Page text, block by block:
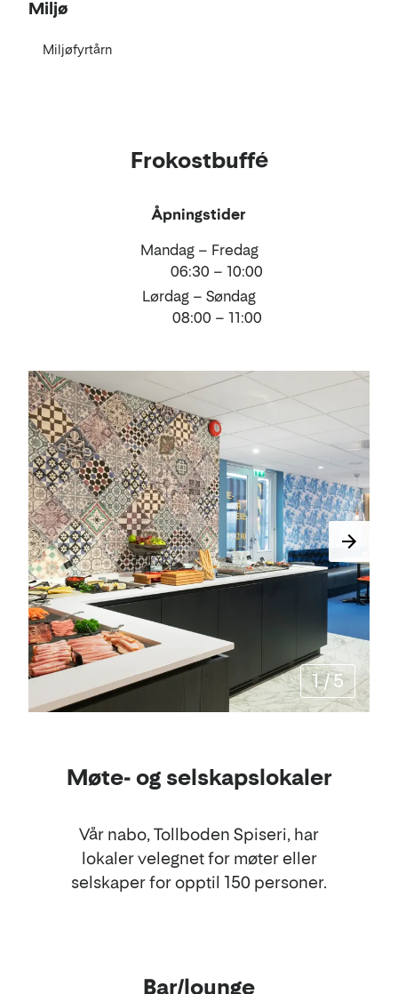
Miljø
Miljøfyrtårn
Frokostbuffé
Åpningstider
Mandag – Fredag
06:30 – 10:00
Lørdag – Søndag
08:00 – 11:00
1 /5
Møte- og selskapslokaler
Vår nabo, Tollboden Spiseri, har
lokaler velegnet for møter eller
selskaper for opptil 150 personer.
Bar/lounge